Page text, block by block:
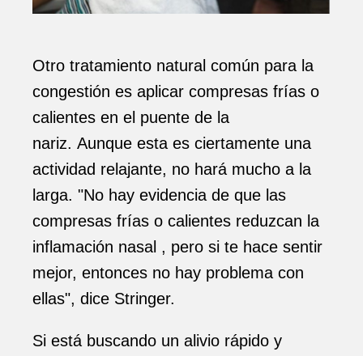
Otro tratamiento natural común para la
congestión es aplicar compresas frías o
calientes en el puente de la
nariz. Aunque esta es ciertamente una
actividad relajante, no hará mucho a la
larga. "No hay evidencia de que las
compresas frías o calientes reduzcan la
inflamación nasal , pero si te hace sentir
mejor, entonces no hay problema con
ellas", dice Stringer.
Si está buscando un alivio rápido y